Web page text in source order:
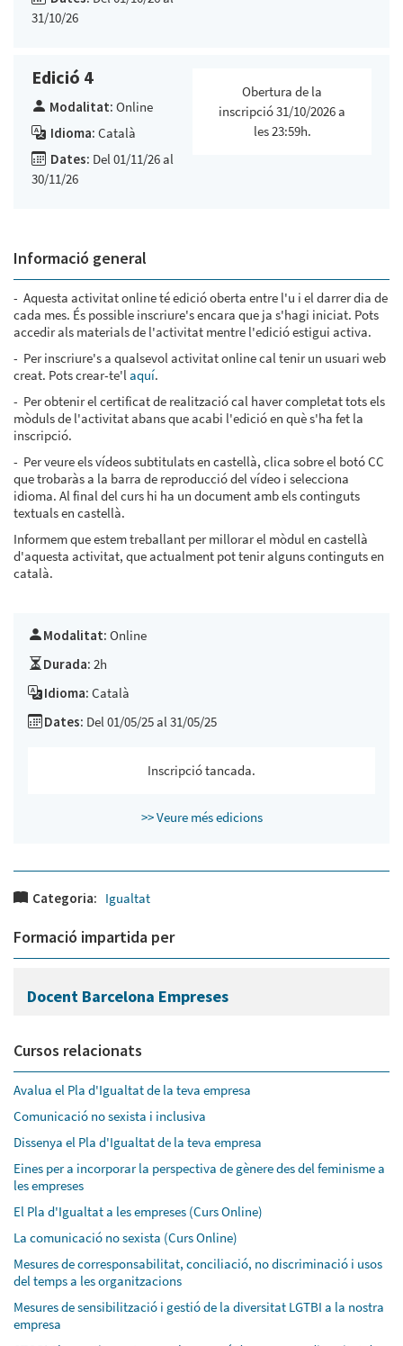
31/10/26
Edició 4
Modalitat: Online
Idioma: Català
Dates: Del 01/11/26 al
30/11/26
Obertura de la
inscripció 31/10/2026 a
les 23:59h.
Informació general
- Aquesta activitat online té edició oberta entre l'u i el darrer dia de
cada mes. És possible inscriure's encara que ja s'hagi iniciat. Pots
accedir als materials de l'activitat mentre l'edició estigui activa.
- Per inscriure's a qualsevol activitat online cal tenir un usuari web
creat. Pots crear-te'laquí.
- Per obtenir el certificat de realització cal haver completat tots els
mòduls de l'activitat abans que acabi l'edició en què s'ha fet la
inscripció.
- Per veure els vídeos subtitulats en castellà, clica sobre el botó CC
que trobaràs a la barra de reproducció del vídeo i selecciona
idioma. Al final del curs hi ha un document amb els continguts
textuals en castellà.
Informem que estem treballant per millorar el mòdul en castellà
d'aquesta activitat, que actualment pot tenir alguns continguts en
català.
Modalitat: Online
Durada: 2h
Idioma: Català
Dates: Del 01/05/25 al 31/05/25
Inscripció tancada.
>> Veure més edicions
Categoria: Igualtat
Formació impartida per
Docent Barcelona Empreses
Cursos relacionats
Avalua el Pla d'Igualtat de la teva empresa
Comunicació no sexista i inclusiva
Dissenya el Pla d'Igualtat de la teva empresa
Eines per a incorporar la perspectiva de gènere des del feminisme a
les empreses
El Pla d'Igualtat a les empreses (Curs Online)
La comunicació no sexista (Curs Online)
Mesures de corresponsabilitat, conciliació, no discriminació i usos
del temps a les organitzacions
Mesures de sensibilització i gestió de la diversitat LGTBI a la nostra
empresa